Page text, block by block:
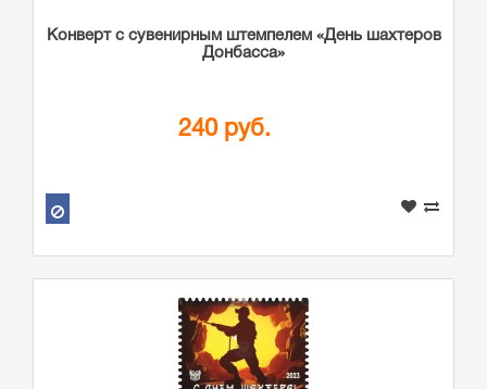
Конверт с сувенирным штемпелем «День шахтеров
Донбасса»
240 руб.